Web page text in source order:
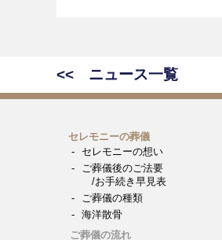
<< ニュース一覧
セレモニーの葬儀
セレモニーの想い
ご葬儀後のご法要
/お手続き早見表
ご葬儀の種類
海洋散骨
ご葬儀の流れ